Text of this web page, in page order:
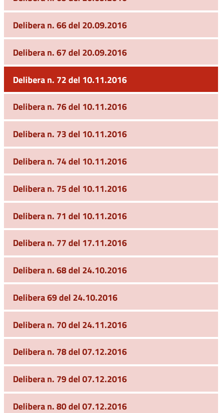
Delibera n. 66 del 20.09.2016
Delibera n. 67 del 20.09.2016
Delibera n. 72 del 10.11.2016
Delibera n. 76 del 10.11.2016
Delibera n. 73 del 10.11.2016
Delibera n. 74 del 10.11.2016
Delibera n. 75 del 10.11.2016
Delibera n. 71 del 10.11.2016
Delibera n. 77 del 17.11.2016
Delibera n. 68 del 24.10.2016
Delibera 69 del 24.10.2016
Delibera n. 70 del 24.11.2016
Delibera n. 78 del 07.12.2016
Delibera n. 79 del 07.12.2016
Delibera n. 80 del 07.12.2016